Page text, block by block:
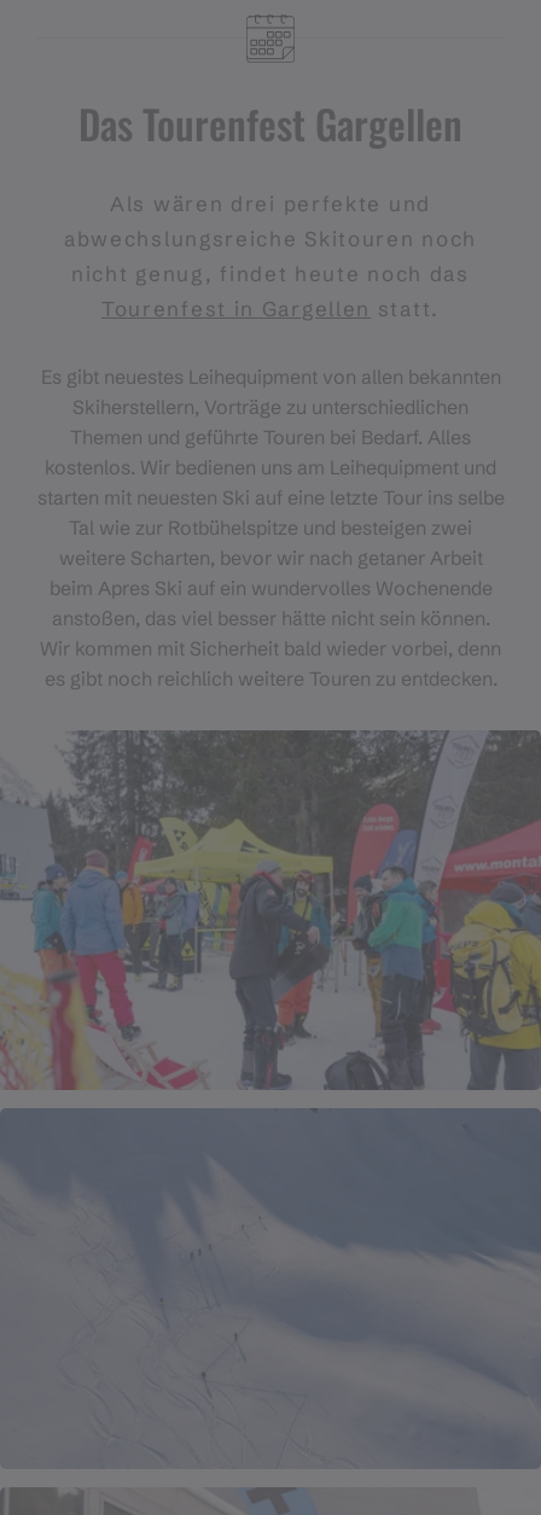
Das Tourenfest Gargellen
Als wären drei perfekte und
abwechslungsreiche Skitouren noch
nicht genug, findet heute noch das
Tourenfest in Gargellen statt.
Es gibt neuestes Leihequipment von allen bekannten
Skiherstellern, Vorträge zu unterschiedlichen
Themen und geführte Touren bei Bedarf. Alles
kostenlos. Wir bedienen uns am Leihequipment und
starten mit neuesten Ski auf eine letzte Tour ins selbe
Tal wie zur Rotbühelspitze und besteigen zwei
weitere Scharten, bevor wir nach getaner Arbeit
beim Apres Ski auf ein wundervolles Wochenende
anstoßen, das viel besser hätte nicht sein können.
Wir kommen mit Sicherheit bald wieder vorbei, denn
es gibt noch reichlich weitere Touren zu entdecken.